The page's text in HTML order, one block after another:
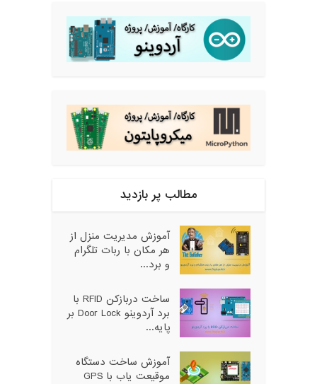
مطالب پر بازدید
آموزش مدیریت منزل از
هر مکان با ربات تلگرام
و برد...
ساخت دربازکن RFID با
برد آردوینو Door Lock بر
پایه...
آموزش ساخت دستگاه
موقیعت یاب با GPS